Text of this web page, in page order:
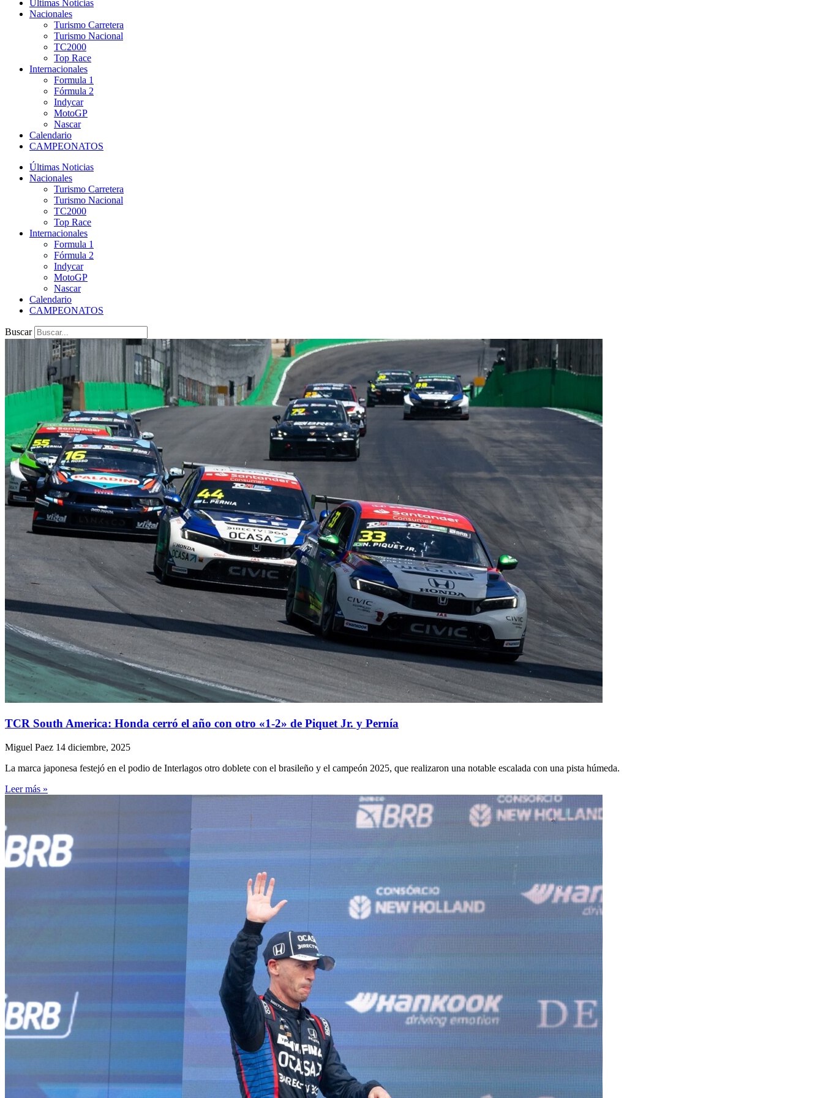
Últimas Noticias
Nacionales
Turismo Carretera
Turismo Nacional
TC2000
Top Race
Internacionales
Formula 1
Fórmula 2
Indycar
MotoGP
Nascar
Calendario
CAMPEONATOS
Últimas Noticias
Nacionales
Turismo Carretera
Turismo Nacional
TC2000
Top Race
Internacionales
Formula 1
Fórmula 2
Indycar
MotoGP
Nascar
Calendario
CAMPEONATOS
Buscar
TCR South America: Honda cerró el año con otro «1-2» de Piquet Jr. y Pernía
Miguel Paez 14 diciembre, 2025
La marca japonesa festejó en el podio de Interlagos otro doblete con el brasileño y el campeón 2025, que realizaron una notable escalada con una pista húmeda.
Leer más »